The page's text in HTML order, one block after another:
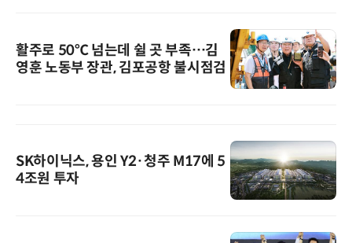
활주로 50℃ 넘는데 쉴 곳 부족…김
영훈 노동부 장관, 김포공항 불시점검
SK하이닉스, 용인 Y2·청주 M17에 5
4조원 투자